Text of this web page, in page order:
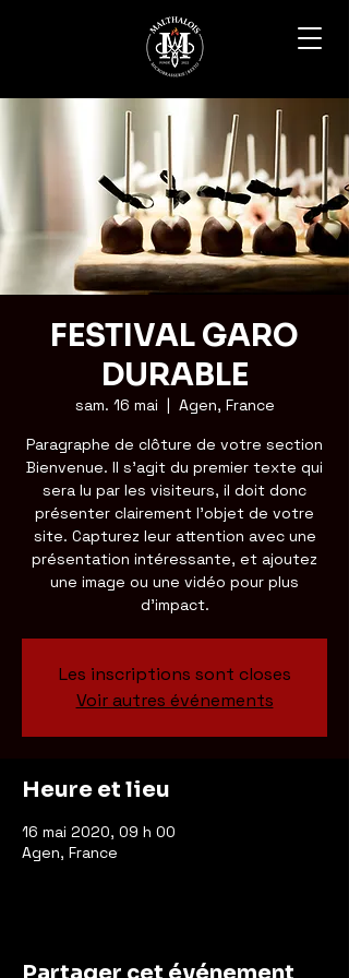
FESTIVAL GARO
DURABLE
sam. 16 mai
  |
Agen, France
Paragraphe de clôture de votre section
Bienvenue. Il s'agit du premier texte qui
sera lu par les visiteurs, il doit donc
présenter clairement l'objet de votre
site. Capturez leur attention avec une
présentation intéressante, et ajoutez
une image ou une vidéo pour plus
d'impact.
Les inscriptions sont closes
Voir autres événements
Heure et lieu
16 mai 2020, 09 h 00
Agen, France